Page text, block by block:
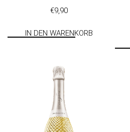
€9,90
IN DEN WARENKORB